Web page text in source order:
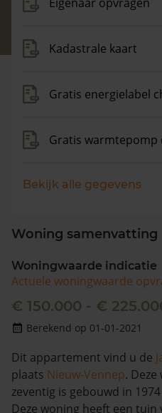
Kadastrale kaart
Gratis energielabel
Gratis warmtepomp
Bekijk alle gegevens
Woning samenvatting
Woningwaarde indicatie
Actuele woningwaarde
€ 150.000 - €
Berekend op 01-01-2021
Dit appartement vind u de
plaats Nieuw-Vennep.
zeventig is gebouwd in
Deze woning heeft een tuin